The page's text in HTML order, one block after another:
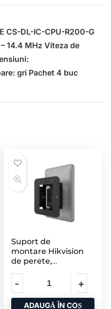
CS-DL-IC-CPU-R200-G
14.4 MHz Viteza de
gri Pachet 4 buc
Suport de
montare Hikvision
de perete,
greutate: 213g
ADAUGĂ ÎN COȘ